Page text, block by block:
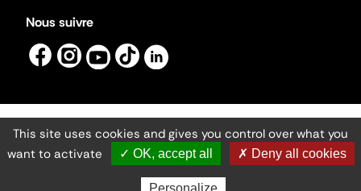
Nous suivre
Mentions légales
Gestion des cookies
Accessibilité numérique
Ministère de la Culture ©2026
- Cité de l'architecture et du patrimoine
This site uses cookies and gives you control over what you
want to activate
✓ OK, accept all ✗ Deny all cookies
Personalize